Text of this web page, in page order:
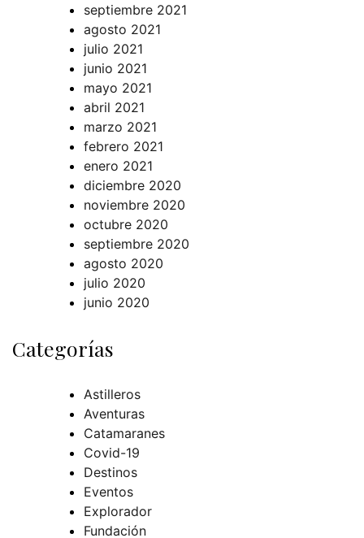
septiembre 2021
agosto 2021
julio 2021
junio 2021
mayo 2021
abril 2021
marzo 2021
febrero 2021
enero 2021
diciembre 2020
noviembre 2020
octubre 2020
septiembre 2020
agosto 2020
julio 2020
junio 2020
Categorías
Astilleros
Aventuras
Catamaranes
Covid-19
Destinos
Eventos
Explorador
Fundación